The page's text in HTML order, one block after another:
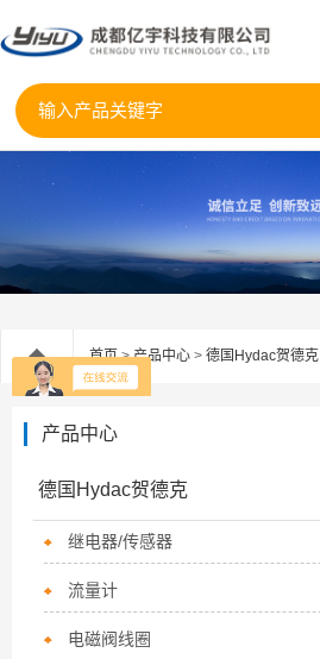
首页>产品中心 > 德国Hydac贺德克
产品中心
德国Hydac贺德克
继电器/传感器
流量计
电磁阀线圈